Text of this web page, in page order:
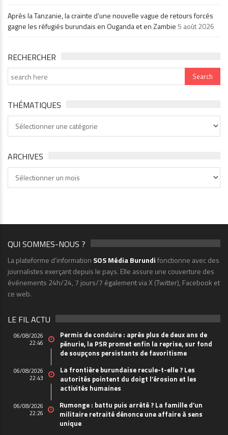
Après la Tanzanie, la crainte d’une nouvelle vague de retours forcés
gagne les réfugiés burundais en Ouganda et en Zambie5 août 2026
RECHERCHER
THÉMATIQUES
ARCHIVES
QUI SOMMES-NOUS ?
La plateforme d’information SOS Média Burundifonctionne avec des
journalistes exerçant depuis le pays. Elle assure une couverture des
événements 24h/24, 7 jours/7 également via X (Twitter), Facebook et
ce web.
LE FIL ACTU
06/08/2026
22:46
Permis de conduire : après plus de deux ans de
pénurie, la PSR promet enfin la reprise, sur fond
de soupçons persistants de favoritisme
06/08/2026
22:43
La frontière burundaise recule-t-elle ? Les
autorités pointent du doigt l’érosion et les
activités humaines
06/08/2026
22:26
Rumonge : battu puis arrêté ? La famille d’un
militaire retraité dénonce une affaire à sens
unique